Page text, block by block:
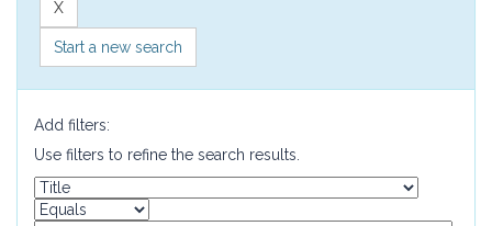
Start a new search
Add filters:
Use filters to refine the search results.